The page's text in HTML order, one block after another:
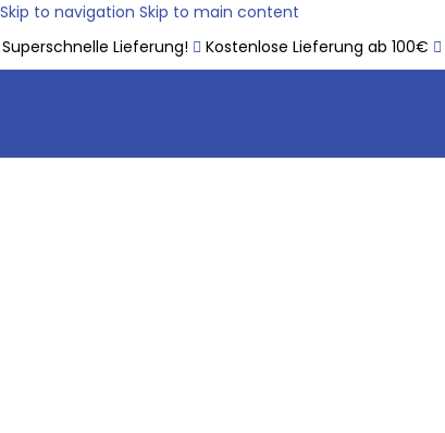
Skip to navigation Skip to main content
Lieferung!
Kostenlose Lieferung ab 100€